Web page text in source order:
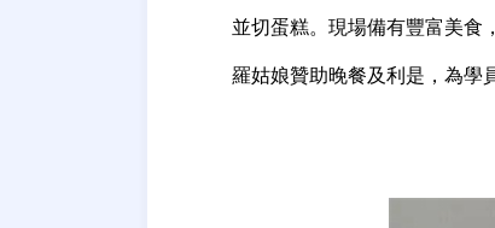
並切蛋糕。現場備有豐富美食
羅姑娘贊助晚餐及利是，為學